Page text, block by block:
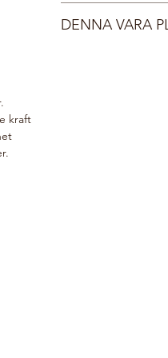
kraft
vackert med havet.
vi det gärna. Du får
har postats, normalt
Kristallpärlor i
DENNA VARA